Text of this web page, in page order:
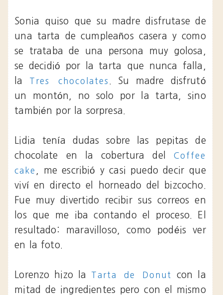
Sonia quiso que su madre disfrutase de
una tarta de cumpleaños casera y como
se trataba de una persona muy golosa,
se decidió por la tarta que nunca falla,
la
Tres chocolates
. Su madre disfrutó
un montón, no solo por la tarta, sino
también por la sorpresa.
Lidia tenía dudas sobre las pepitas de
chocolate en la cobertura del Coffee
cake
, me escribió y casi puedo decir que
viví en directo el horneado del bizcocho.
Fue muy divertido recibir sus correos en
los que me iba contando el proceso. El
resultado: maravilloso, como podéis ver
en la foto.
Lorenzo hizo la Tarta de Donut
con la
mitad de ingredientes pero con el mismo